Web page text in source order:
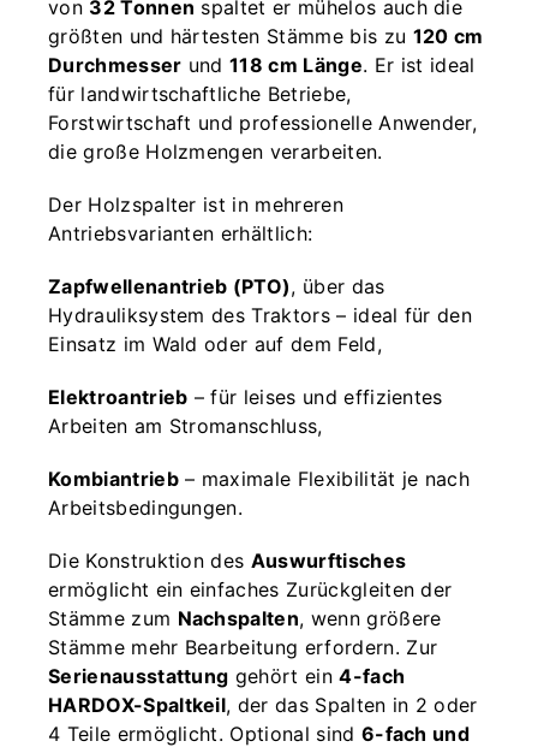
von 32 Tonnen spaltet er mühelos auch die
größten und härtesten Stämme bis zu 120 cm
Durchmesser und118 cm Länge. Er ist ideal
für landwirtschaftliche Betriebe,
Forstwirtschaft und professionelle Anwender,
die große Holzmengen verarbeiten.
Der Holzspalter ist in mehreren
Antriebsvarianten erhältlich:
Zapfwellenantrieb (PTO), über das
Hydrauliksystem des Traktors – ideal für den
Einsatz im Wald oder auf dem Feld,
Elektroantrieb – für leises und effizientes
Arbeiten am Stromanschluss,
Kombiantrieb– maximale Flexibilität je nach
Arbeitsbedingungen.
Die Konstruktion des Auswurftisches
ermöglicht ein einfaches Zurückgleiten der
Stämme zum Nachspalten, wenn größere
Stämme mehr Bearbeitung erfordern. Zur
Serienausstattung gehört ein4-fach
HARDOX-Spaltkeil, der das Spalten in 2 oder
4 Teile ermöglicht. Optional sind 6-fach und